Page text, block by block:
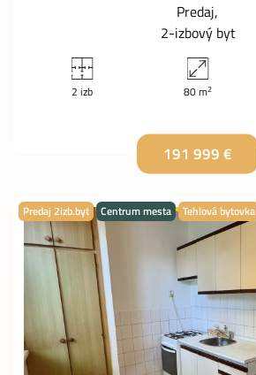
Predaj
2-izbový byt
2 izb 80 m2
191 999 €
Predaj 2izb.byt Centrum mesta Tehlová bytovka